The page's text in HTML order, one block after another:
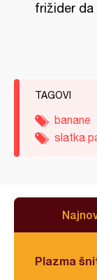
frižider da
TAGOVI
banane
slatka
Plazma